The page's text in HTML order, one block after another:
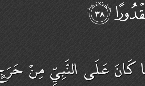
كَانَ عَلَى النَّبِيِّ مِنْ